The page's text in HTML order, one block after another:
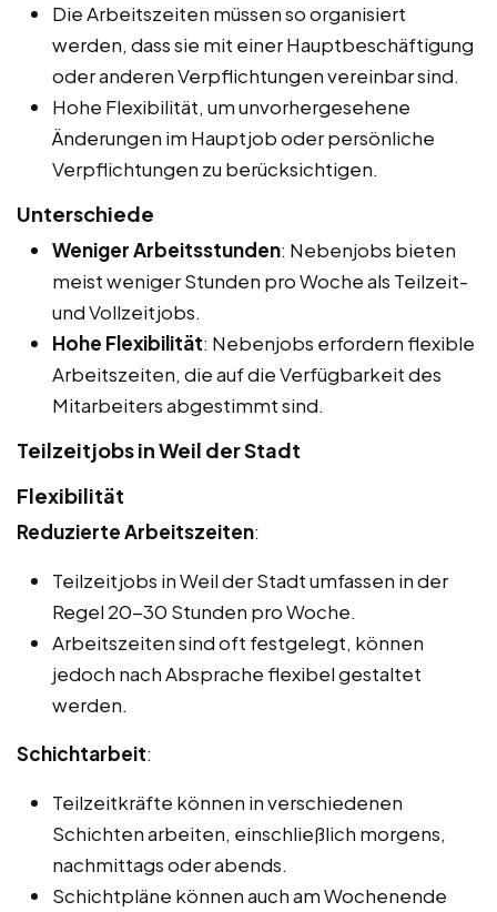
Die Arbeitszeiten müssen so organisiert
werden, dass sie mit einer Hauptbeschäftigung
oder anderen Verpflichtungen vereinbar sind.
Hohe Flexibilität, um unvorhergesehene
Änderungen im Hauptjob oder persönliche
Verpflichtungen zu berücksichtigen.
Unterschiede
Weniger Arbeitsstunden: Nebenjobs bieten
meist weniger Stunden pro Woche als Teilzeit-
und Vollzeitjobs.
Hohe Flexibilität: Nebenjobs erfordern flexible
Arbeitszeiten, die auf die Verfügbarkeit des
Mitarbeiters abgestimmt sind.
Teilzeitjobs in Weil der Stadt
Flexibilität
Reduzierte Arbeitszeiten:
Teilzeitjobs in Weil der Stadt umfassen in der
Regel 20-30 Stunden pro Woche.
Arbeitszeiten sind oft festgelegt, können
jedoch nach Absprache flexibel gestaltet
werden.
Schichtarbeit:
Teilzeitkräfte können in verschiedenen
Schichten arbeiten, einschließlich morgens,
nachmittags oder abends.
Schichtpläne können auch am Wochenende